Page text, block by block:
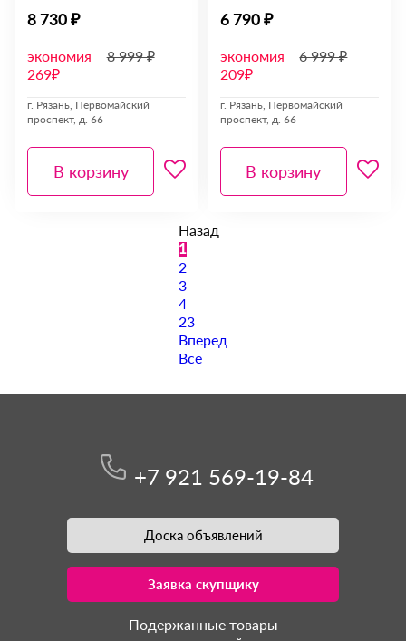
8 730 ₽
экономия
269₽
8 999 ₽
г. Рязань, Первомайский
проспект, д. 66
В корзину
6 790 ₽
экономия
209₽
6 999 ₽
г. Рязань, Первомайский
проспект, д. 66
В корзину
Назад
1
2
3
4
23
Вперед
Все
+7 921 569-19-84
Доска объявлений
Заявка скупщику
Подержанные товары